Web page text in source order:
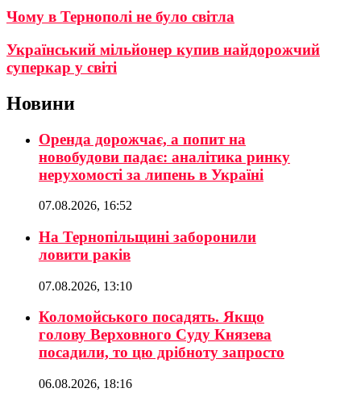
Чому в Тернополі не було світла
Український мільйонер купив найдорожчий
суперкар у світі
Новини
Оренда дорожчає, а попит на
новобудови падає: аналітика ринку
нерухомості за липень в Україні
07.08.2026, 16:52
На Тернопільщині заборонили
ловити раків
07.08.2026, 13:10
Коломойського посадять. Якщо
голову Верховного Суду Князева
посадили, то цю дрібноту запросто
06.08.2026, 18:16